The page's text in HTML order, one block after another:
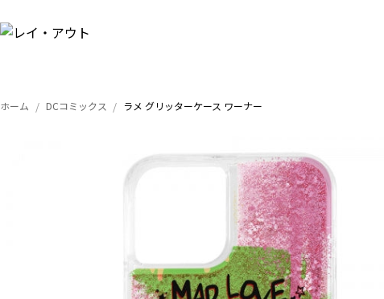
ホーム DCコミックス ラメ グリッターケース ワーナー